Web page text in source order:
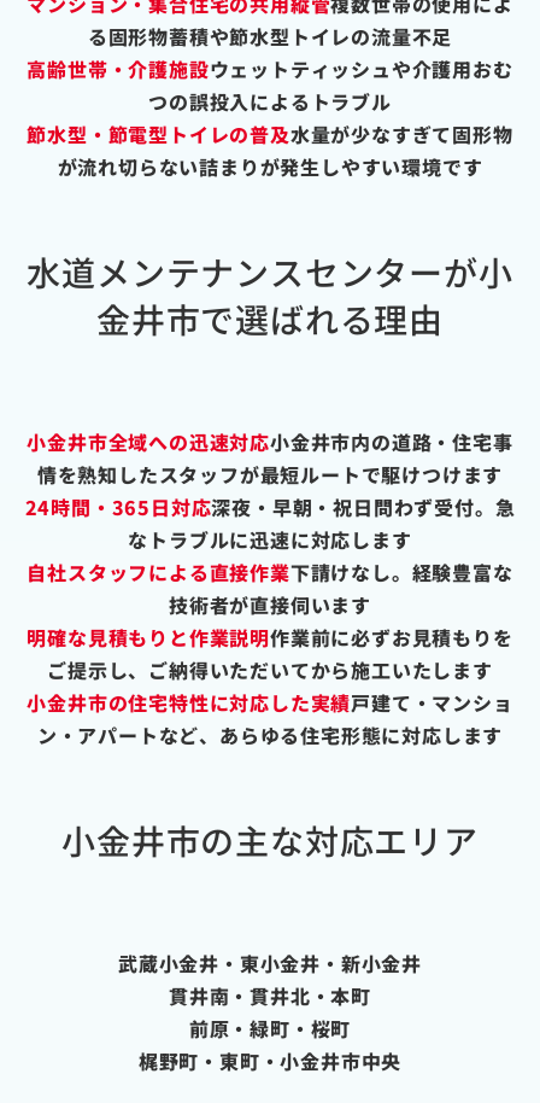
る固形物蓄積や節水型トイレの流量不足
高齢世帯・介護施設ウェットティッシュや介護用おむ
つの誤投入によるトラブル
節水型・節電型トイレの普及水量が少なすぎて固形物
が流れ切らない詰まりが発生しやすい環境です
水道メンテナンスセンターが小
金井市で選ばれる理由
小金井市全域への迅速対応小金井市内の道路・住宅事
情を熟知したスタッフが最短ルートで駆けつけます
24時間・365日対応深夜・早朝・祝日問わず受付。急
なトラブルに迅速に対応します
自社スタッフによる直接作業下請けなし。経験豊富な
技術者が直接伺います
明確な見積もりと作業説明作業前に必ずお見積もりを
ご提示し、ご納得いただいてから施工いたします
小金井市の住宅特性に対応した実績戸建て・マンショ
ン・アパートなど、あらゆる住宅形態に対応します
小金井市の主な対応エリア
武蔵小金井・東小金井・新小金井
貫井南・貫井北・本町
前原・緑町・桜町
梶野町・東町・小金井市中央